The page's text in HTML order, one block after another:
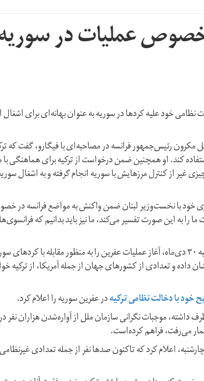
خصوص عملیات در
نظامی خود علیه کردها در سوریه به عنوان بهانه‌ای برای
چهارشنبه ی۱۱ بهمن، امانوئل مکرون رئیس‌جمهور فرانسه در مصاحبه‌ای با فیگارو، گفت
کند. او همچنین ضمن درخواست از ترکیه برای هماهنگی
غیر از کنترل مرزهایش با سوریه انجام گرفته و به اشغال
خود با نخست‌وزیر لبنان ضمن واکنش به مواضع فرانسه در
را به این صورت تفسیر می‌کند، ما نیز باید بدانیم که
رجب طیب اردوغان، رئیس‌جمهور‌ی ترکیه، روز شنبه ۳۰ دی‌ماه، آغاز عملیات عفرین را به منظور مقابله با
و تعدادی از کشورهای جهان از جمله آمریکا، از ترکیه
خود با دخالت نظامی ترکیهدر عفرین سوریه را اعلام کرد.
داشته، موجبات نگرانی سازمان ملل از آواره‌شدن هزاران نفر
می‌رفت، فراهم کرده‌است.
اعلام کرد که تاکنون صدها نفر از جمله تعدادی